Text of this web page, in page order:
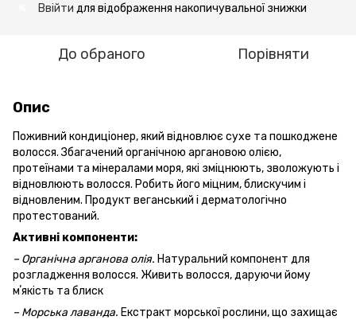
Ввійти для відображення накопичувальної знижки
До обраного Порівняти
Опис
Поживний кондиціонер, який відновлює сухе та пошкоджене
волосся. Збагачений органічною аргановою олією,
протеїнами та мінералами моря, які зміцнюють, зволожують і
відновлюють волосся. Робить його міцним, блискучим і
відновленим. Продукт веганський і дерматологічно
протестований.
Активні компоненти:
– Органічна арганова олія. Натуральний компонент для
розгладження волосся. Живить волосся, даруючи йому
мʼякість та блиск
– Морська лаванда. Екстракт морської рослини, що захищає